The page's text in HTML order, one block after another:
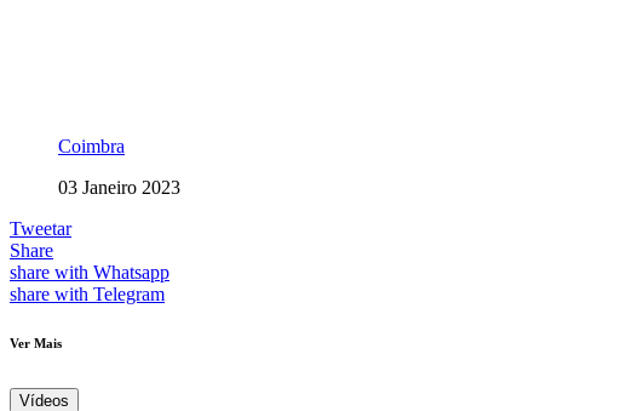
Coimbra
03 Janeiro 2023
Tweetar
Share
share with Whatsapp
share with Telegram
Ver Mais
Vídeos